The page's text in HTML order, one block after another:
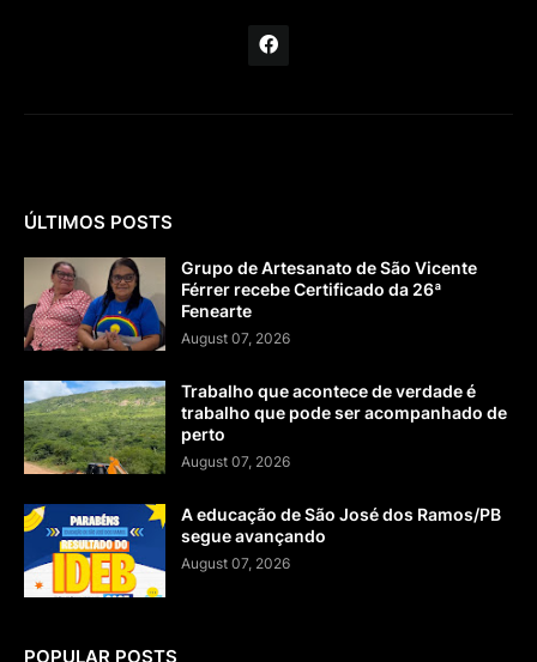
ÚLTIMOS POSTS
Grupo de Artesanato de São Vicente
Férrer recebe Certificado da 26ª
Fenearte
August 07, 2026
Trabalho que acontece de verdade é
trabalho que pode ser acompanhado de
perto
August 07, 2026
A educação de São José dos Ramos/PB
segue avançando
August 07, 2026
POPULAR POSTS